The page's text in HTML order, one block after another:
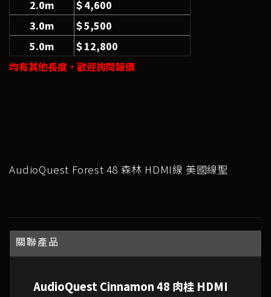
2.0m
＄4,600
3.0m
＄5,500
5.0m
＄12,800
均有其他長度，歡迎詢問報價
AudioQuest Forest 48 森林 HDMI線 美國線聖
關聯產品
AudioQuest Cinnamon 48 肉桂 HDMI